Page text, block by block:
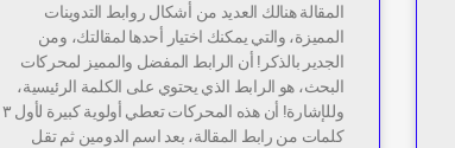
المقالة هنالك العديد من أشكال روابط التدوينات
المميزة، والتي يمكنك اختيار أحدها لمقالتك، ومن
الجدير بالذكر! أن الرابط المفضل والمميز لمحركات
البحث، هو الرابط الذي يحتوي على الكلمة الرئيسية،
وللإشارة! أن هذه المحركات تعطي أولوية كبيرة لأول ٣
كلمات من رابط المقالة، بعد اسم الدومين ثم تقل